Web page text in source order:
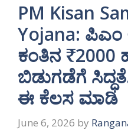
PM Kisan
Yojana: ಪಿಎಂ
ಕಂತಿನ
ಬಿಡುಗಡೆಗೆ
ಈ ಕೆಲಸ ಮಾಡಿ
June 6, 2026 by